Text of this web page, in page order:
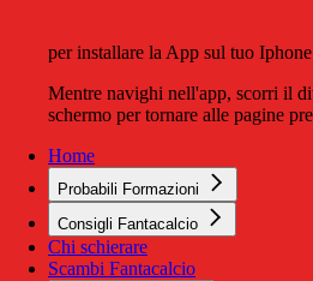
per installare la App sul tuo
Mentre navighi nell'app, scorri il
schermo per tornare alle pagine
Home
Probabili Formazioni
Consigli Fantacalcio
Chi schierare
Scambi Fantacalcio